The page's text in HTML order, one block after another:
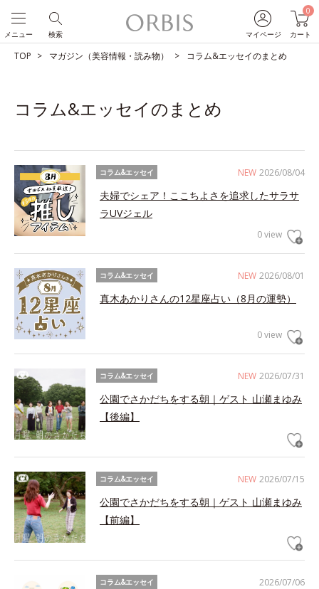
マイページ
0
カート
検索
メニュー
TOP マガジン（美容情報・読み物） コラム&エッセイのまとめ
コラム&エッセイのまとめ
NEW 2026/08/04
コラム&エッセイ
夫婦でシェア！ここちよさを追求したサラサ
ラUVジェル
0 view
NEW 2026/08/01
コラム&エッセイ
真木あかりさんの12星座占い（8月の運勢）
0 view
NEW 2026/07/31
コラム&エッセイ
公園でさかだちをする朝｜ゲスト 山瀬まゆみ
【後編】
NEW 2026/07/15
コラム&エッセイ
公園でさかだちをする朝｜ゲスト 山瀬まゆみ
【前編】
2026/07/06
コラム&エッセイ